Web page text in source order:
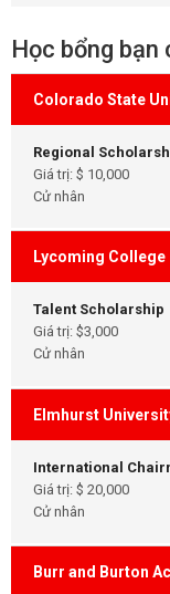
Học bổng
Colorado State
Regional
Giá trị: $ 10,000
Cử nhân
Lycoming College
Talent Scholarship
Giá trị: $3,000
Cử nhân
Elmhurst
International
Giá trị: $ 20,000
Cử nhân
Burr and Burton